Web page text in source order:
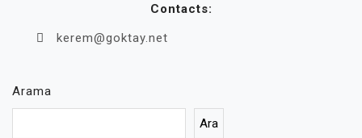
Contacts:
kerem@goktay.net
Arama
Ara